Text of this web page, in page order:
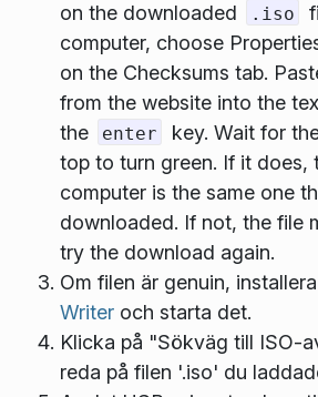
on the downloaded
.iso
computer, choose
on the Checksums tab.
from the website into the
the
enter
key. Wait for
top to turn green. If it does,
computer is the same one
downloaded. If not, the file
try the download again.
Om filen är genuin, installera
Writer och starta det.
Klicka på "Sökväg till ISO-
reda på filen '.iso' du